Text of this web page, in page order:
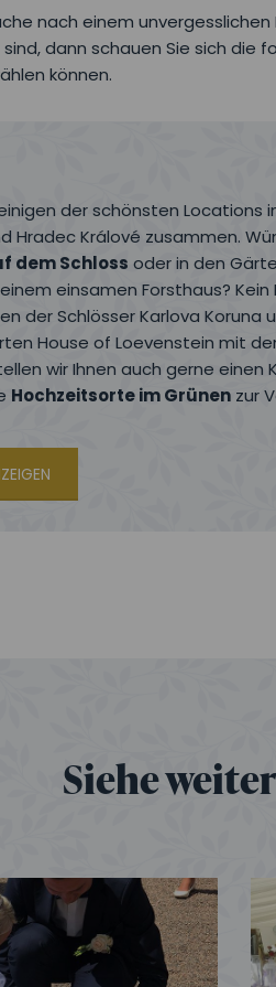
nach einem unvergesslichen
dann schauen Sie sich die
können.
der schönsten Locations
Hradec Králové zusammen.
dem Schloss oder in den
einsamen Forsthaus? Kein
der Schlösser Karlova Koruna
House of Loevenstein mit
wir Ihnen auch gerne einen
Hochzeitsorte im Grünen zur
Siehe